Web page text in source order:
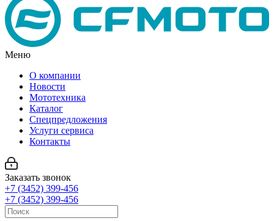
Меню
О компании
Новости
Мототехника
Каталог
Спецпредложения
Услуги сервиса
Контакты
Заказать звонок
+7 (3452) 399-456
+7 (3452) 399-456